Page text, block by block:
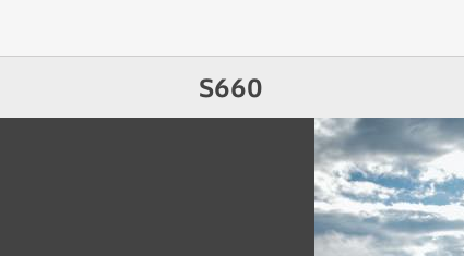
S660